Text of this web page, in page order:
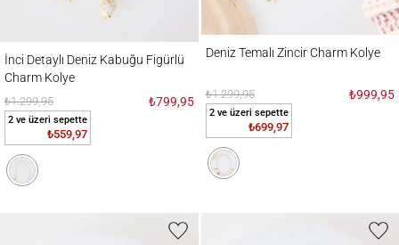
İnci Detaylı Deniz Kabuğu Figürlü Charm Kolye
İnci Detaylı Deniz Kabuğu Figürlü
Charm Kolye
₺1.299,95 ₺799,95
2 ve üzeri sepette
₺559,97
Deniz Temalı Zincir Charm Kolye
₺1.299,95 ₺999,95
2 ve üzeri sepette
₺699,97